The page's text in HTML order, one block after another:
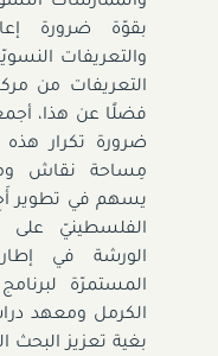
بقوّة ضرورة
والتعريفات
التعريفات من
فضلًا عن هذا،
ضرورة تكرار
مِساحة نقاش
يسهم في تطوير
الفلسطينيّ على
الورشة في إطار
المستمرّة
الكرمل ومعهد
بغية تعزيز